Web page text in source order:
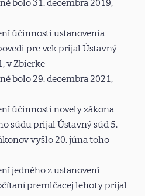
bolo 31. decembra 2019,
účinnosti ustanovenia
pre vek prijal Ústavný
v Zbierke
bolo 29. decembra 2021,
účinnosti novely zákona
súdu prijal Ústavný súd 5.
vyšlo20. júna toho
jedného z ustanovení
premlčacej lehoty prijal